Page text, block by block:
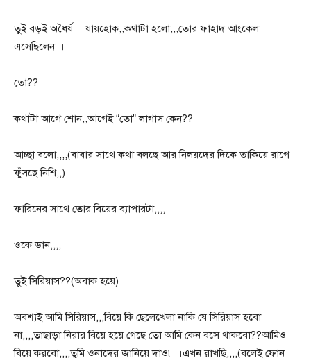
।
তুই বড়ই অধৈর্য।। যায়হোক,,কথাটা হলো,,,তোর ফাহাদ আংকেল
এসেছিলেন।।
।
তো??
।
কথাটা আগে শোন,,আগেই “তো” লাগাস কেন??
।
আচ্ছা বলো,,,,(বাবার সাথে কথা বলছে আর নিলয়দের দিকে তাকিয়ে রাগে
ফুঁসছে নিশি,,)
।
ফারিনের সাথে তোর বিয়ের ব্যাপারটা,,,,
।
ওকে ডান,,,,
।
তুই সিরিয়াস??(অবাক হয়ে)
।
অবশ্যই আমি সিরিয়াস,,,বিয়ে কি ছেলেখেলা নাকি যে সিরিয়াস হবো
না,,,,তাছাড়া নিরার বিয়ে হয়ে গেছে তো আমি কেন বসে থাকবো??আমিও
বিয়ে করবো,,,,তুমি ওনাদের জানিয়ে দাও৷।।এখন রাখছি,,,,(বলেই ফোন